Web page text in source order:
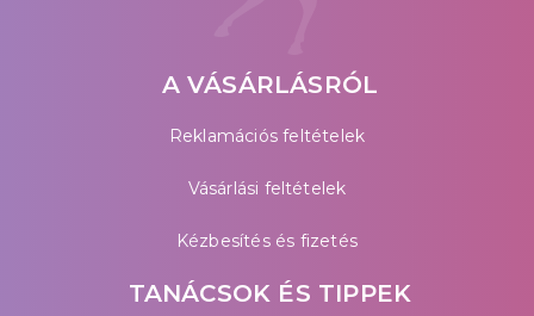
A VÁSÁRLÁSRÓL
Reklamációs feltételek
Vásárlási feltételek
Kézbesítés és fizetés
TANÁCSOK ÉS TIPPEK